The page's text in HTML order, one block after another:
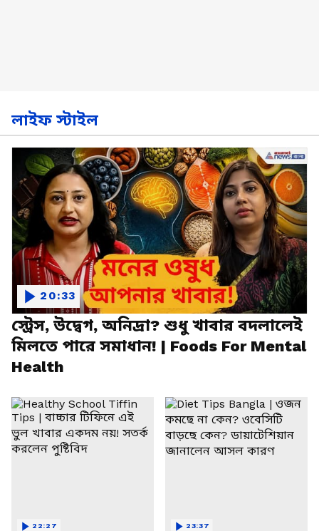
লাইফ স্টাইল
স্ট্রেস, উদ্বেগ, অনিদ্রা? শুধু খাবার বদলালেই
মিলতে পারে সমাধান! | Foods For Mental
Health
20:33
22:27 23:37